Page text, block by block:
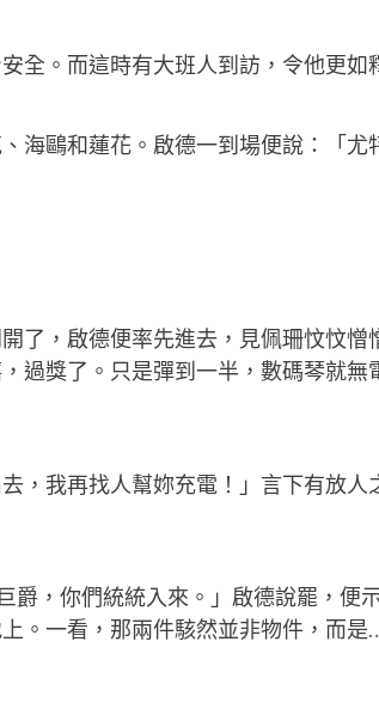
全。而這時有大班人到訪，令他更
海鷗和蓮花。啟德一到場便說：「
了，啟德便率先進去，見佩珊忟忟
過獎了。只是彈到一半，數碼琴就
，我再找人幫妳充電！」言下有放
，你們統統入來。」啟德說罷，便
。一看，那兩件駭然並非物件，而